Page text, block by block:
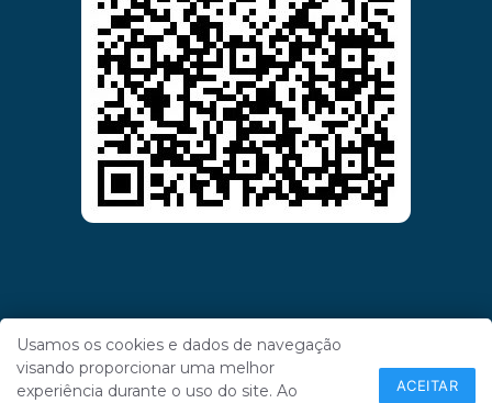
Usamos os cookies e dados de navegação
visando proporcionar uma melhor
experiência durante o uso do site. Ao
ACEITAR